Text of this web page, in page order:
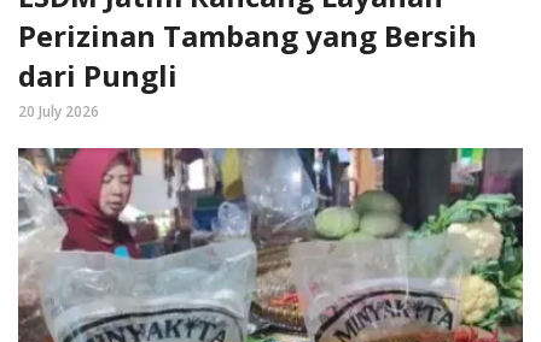
Perizinan Tambang yang Bersih
dari Pungli
20 July 2026